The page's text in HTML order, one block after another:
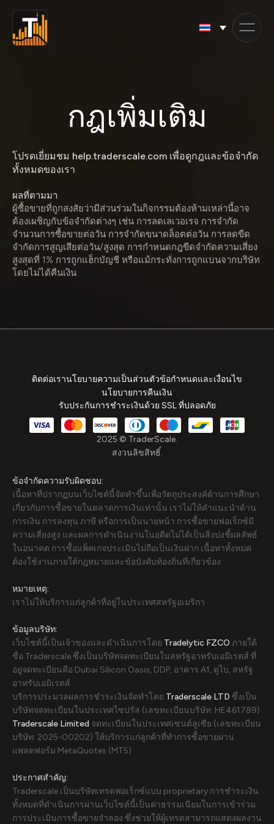
content
กฎเพิ่มเติม
โปรดเยี่ยมชม help.traderscale.com เพื่อดูกฎและข้อจำกัด
ทั้งหมดของเรา
ผลที่ตามมา
ผู้ซื้อขายที่ถูกสงสัยว่ามีส่วนร่วมในกิจกรรมต้องห้ามเหล่านี้อาจ
ต้องเผชิญกับข้อจำกัดต่างๆ เช่น การลดเลเวอเรจ การจำกัด
จำนวนการซื้อขายต่อวัน การจำกัดขนาดล็อตต่อวัน การลดขีด
จำกัดการสูญเสียต่อวัน/สูงสุด การกำหนดกฎขีดจำกัดความเสี่ยง
สูงสุดที่ 1% การถูกแฮ็กบัญชี หรือแม้กระทั่งการถูกแบนจากบริษัท
โดยไม่ได้คืนเงิน
2025 © TraderScale.
สงวนลิขสิทธิ์.
ติดต่อเรานโยบายความเป็นส่วนตัวข้อกำหนดและเงื่อนไข
นโยบายการคืนเงิน
รับประกันการชำระเงินด้วย SSL ที่ปลอดภัย
ข้อจำกัดความรับผิดชอบ:
เนื้อหาที่ปรากฏบนเว็บไซต์นี้จัดทำขึ้นเพื่อวัตถุประสงค์ด้านการศึกษา
เกี่ยวกับการซื้อขายในตลาดการเงินเท่านั้น เราไม่ให้คำแนะนำด้าน
การเงิน การลงทุน ภาษี หรือการเป็นนายหน้า การซื้อขายฟอเร็กซ์มี
ความเสี่ยงสูง และผลการดำเนินงานในอดีตไม่ได้เป็นสิ่งบ่งชี้ผลลัพธ์
ในอนาคต การซื้อแพ็คเกจประเมินไม่ถือเป็นเงินฝาก เนื้อหาทั้งหมด
ต้องใช้งานภายใต้กฎหมายและข้อบังคับท้องถิ่นที่เกี่ยวข้อง
หมายเหตุ:
เราไม่ให้บริการแก่ลูกค้าที่อยู่ในประเทศสหรัฐอเมริกา
ข้อมูลบริษัท:
เว็บไซต์นี้เป็นเจ้าของและดำเนินการโดย Tradelytic FZCO ภายใต้
ชื่อ Traderscale ซึ่งเป็นบริษัทจดทะเบียนในสหรัฐอาหรับเอมิเรตส์ ที่
อยู่จดทะเบียนคือ Dubai Silicon Oasis, DDP, อาคาร A1, ดูไบ, สหรัฐ
อาหรับเอมิเรตส์
บริการประมวลผลการชำระเงินจัดทำโดย Traderscale LTD ซึ่งเป็น
บริษัทจดทะเบียนในประเทศไซปรัส (เลขทะเบียนบริษัท: HE461789)
Traderscale Limited จดทะเบียนในประเทศเซนต์ลูเซีย (เลขทะเบียน
บริษัท: 2025-00202) ให้บริการแก่ลูกค้าที่ทำการซื้อขายผ่าน
แพลตฟอร์ม MetaQuotes (MT5)
ประกาศสำคัญ:
Traderscale เป็นบริษัทเทรดฟอเร็กซ์แบบ proprietary การชำระเงิน
ทั้งหมดที่ดำเนินการผ่านเว็บไซต์นี้เป็นค่าธรรมเนียมในการเข้าร่วม
การประเมินการซื้อขายจำลอง ซึ่งช่วยให้ผู้เทรดสามารถแสดงผลงาน